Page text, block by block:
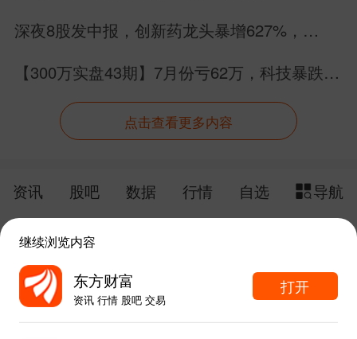
深夜8股发中报，创新药龙头暴增627%，
【300万实盘43期】7月份亏62万，科技暴跌的
点击查看更多内容
资讯 股吧 数据 行情 自选
导航
给网站提点意见 下载APP
东方财富APP内打开
继续浏览内容
东方财富
资讯 行情 股吧 交易
打开